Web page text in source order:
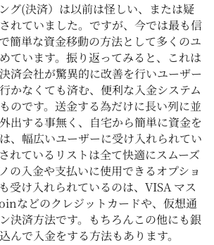
グ(決済）は以前は怪しい、または疑
れていました。ですが、今では最も信
簡単な資金移動の方法として多くのユ
ています。振り返ってみると、これは
済会社が驚異的に改善を行いユーザー
かなくても済む、便利な入金システム
のです。送金する為だけに長い列に並
出する事無く、自宅から簡単に資金を
、幅広いユーザーに受け入れられてい
れているリストは全て快適にスムーズ
の入金や支払いに使用できるオプショ
受け入れられているのは、VISA マス
などのクレジットカードや、仮想通
決済方法です。もちろんこの他にも銀
んで入金をする方法もあります。